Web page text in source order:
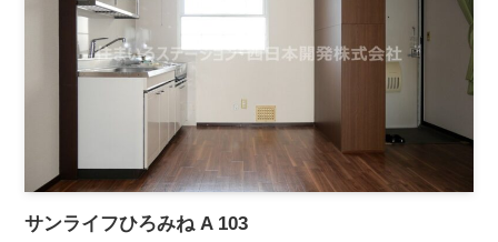
サンライフひろみね A 103